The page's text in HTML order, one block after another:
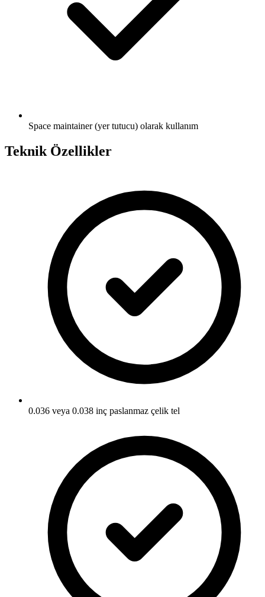
Space maintainer (yer tutucu) olarak kullanım
Teknik Özellikler
0.036 veya 0.038 inç paslanmaz çelik tel